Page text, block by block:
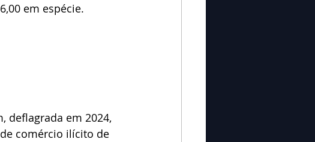
em espécie.
deflagrada em 2024,
comércio ilícito de